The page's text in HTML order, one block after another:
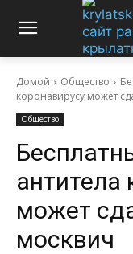
Домой Общество
коронавирусу может
Общество
антитела
может
москвич